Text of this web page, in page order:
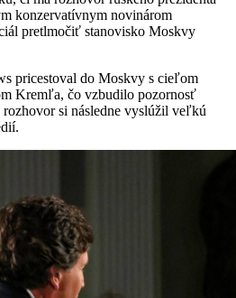
konzervatívnym novinárom
pretlmočiť stanovisko Moskvy
pricestoval do Moskvy s cieľom
Kremľa, čo vzbudilo pozornosť
si následne vyslúžil veľkú